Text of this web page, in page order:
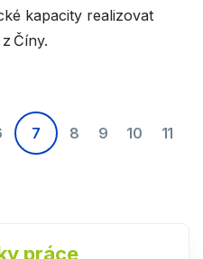
kapacity realizovat
Číny.
7 8 9 10 11
práce